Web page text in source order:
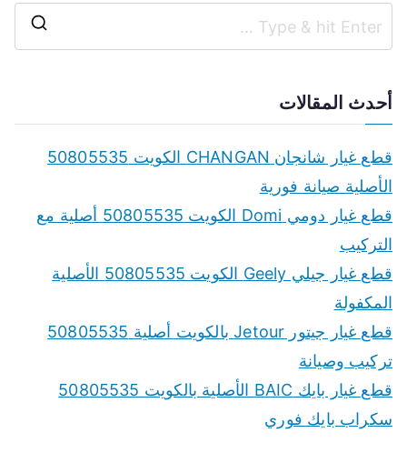
r
أحدث المقالات
قطع غيار شانجان CHANGAN الكويت 50805535
الأصلية صيانة فورية
قطع غيار دومي Domi الكويت 50805535 أصلية مع
التركيب
قطع غيار جيلي Geely الكويت 50805535 الأصلية
المكفولة
قطع غيار جيتور Jetour بالكويت أصلية 50805535
تركيب وصيانة
قطع غيار بايك BAIC الأصلية بالكويت 50805535
سكراب بايك فوري